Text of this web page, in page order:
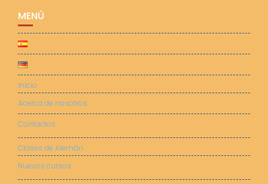
MENÚ
Inicio
Acerca de nosotros
Contactos
Clases de Alemán
Nuevos cursos